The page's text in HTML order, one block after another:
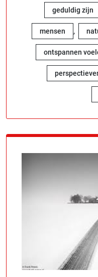
geduldig zijn
mensen ,
ontspannen